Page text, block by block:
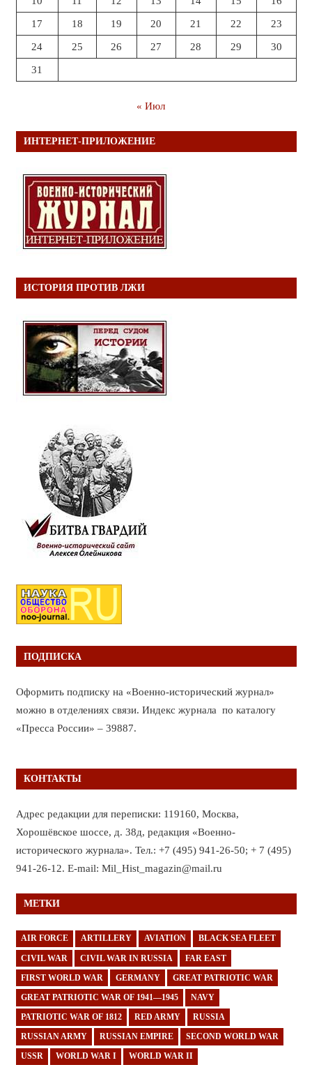
17 18 19 20 21 22 23
24 25 26 27 28 29 30
31
« Июл
ИНТЕРНЕТ-ПРИЛОЖЕНИЕ
ИСТОРИЯ ПРОТИВ ЛЖИ
ПОДПИСКА
Оформить подписку на «Военно-исторический журнал»
можно в отделениях связи. Индекс журнала по каталогу
«Пресса России» – 39887.
КОНТАКТЫ
Адрес редакции для переписки: 119160, Москва,
Хорошёвское шоссе, д. 38д, редакция «Военно-
исторического журнала». Тел.: +7 (495) 941-26-50; + 7 (495)
941-26-12. E-mail: Mil_Hist_magazin@mail.ru
МЕТКИ
AIR FORCE ARTILLERY AVIATION BLACK SEA FLEET
CIVIL WAR CIVIL WAR IN RUSSIA FAR EAST
FIRST WORLD WAR GERMANY GREAT PATRIOTIC WAR
GREAT PATRIOTIC WAR OF 1941—1945 NAVY
PATRIOTIC WAR OF 1812 RED ARMY RUSSIA
RUSSIAN ARMY RUSSIAN EMPIRE SECOND WORLD WAR
USSR WORLD WAR I WORLD WAR II